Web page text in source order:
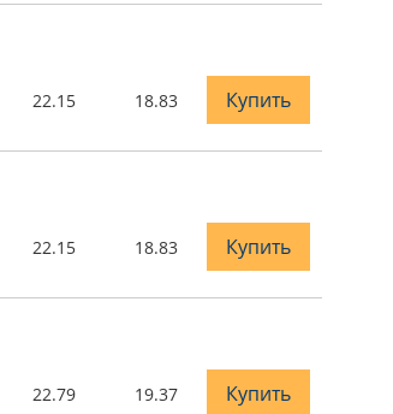
22.15 18.83 Купить
22.15 18.83 Купить
22.79 19.37 Купить